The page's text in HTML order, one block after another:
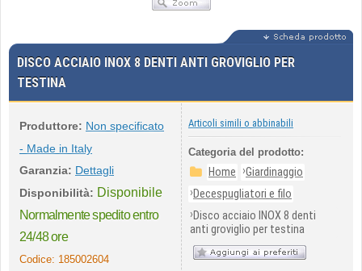
DISCO ACCIAIO INOX 8 DENTI ANTI GROVIGLIO PER
TESTINA
Produttore: Non specificato
- Made in Italy
Garanzia: Dettagli
Disponibilità: Disponibile
Normalmente spedito entro
24/48 ore
Codice: 185002604
Articoli simili o abbinabili
Categoria del prodotto:
Home ›Giardinaggio
›Decespugliatori e filo
›Disco acciaio INOX 8 denti
anti groviglio per testina